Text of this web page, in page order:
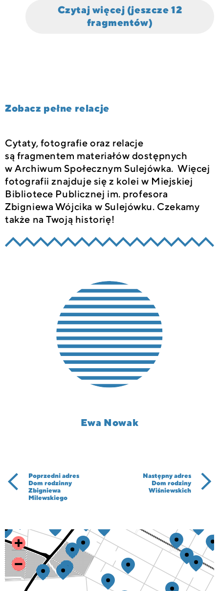
Czytaj więcej (jeszcze 12
fragmentów)
Zobacz pełne relacje
Cytaty, fotografie oraz relacje
są fragmentem materiałów dostępnych
w Archiwum Społecznym Sulejówka. Więcej
fotografii znajduje się z kolei w Miejskiej
Bibliotece Publicznej im. profesora
Zbigniewa Wójcika w Sulejówku. Czekamy
także na Twoją historię!
Ewa Nowak
Poprzedni adres
Dom rodzinny
Zbigniewa
Milewskiego
Następny adres
Dom rodziny
Wiśniewskich